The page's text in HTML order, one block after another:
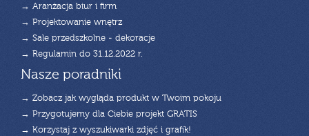
→ Aranżacja biur i firm
→ Projektowanie wnętrz
→ Sale przedszkolne - dekoracje
→ Regulamin do 31.12.2022 r.
Nasze poradniki
→ Zobacz jak wygląda produkt w Twoim pokoju
→ Przygotujemy dla Ciebie projekt GRATIS
→ Korzystaj z wyszukiwarki zdjęć i grafik!